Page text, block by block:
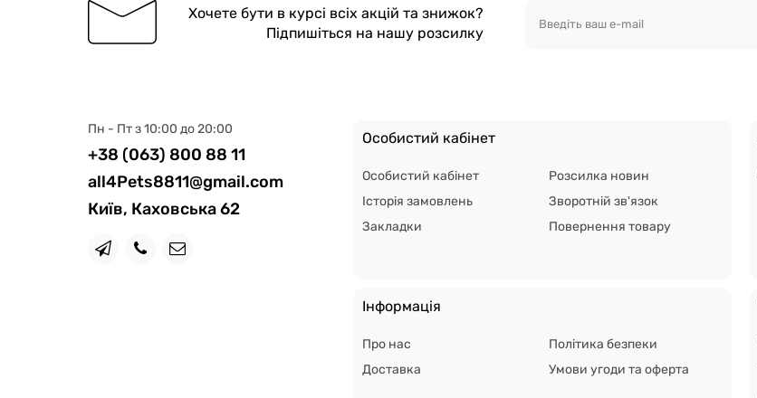
Хочете бути в курсі всіх акцій та знижок?
Підпишіться на нашу розсилку
Пн - Пт з 10:00 до 20:00
+38 (063) 800 88 11
all4Pets8811@gmail.com
Київ, Каховська 62
Особистий кабінет
Особистий кабінет
Історія замовлень
Закладки
Розсилка новин
Зворотній зв'язок
Повернення товару
Інформація
Про нас
Доставка
Політика безпеки
Умови угоди та оферта